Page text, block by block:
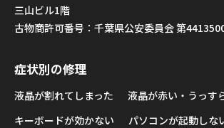
三山ビル1階
古物商許可番号：千葉県公安委員会 第
症状別の修理
液晶が割れてしまった
液晶が赤い・うっす
キーボードが効かない
パソコンが起動しな